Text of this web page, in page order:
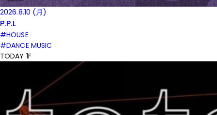
2026.8.10 (月)
P.P.L
#HOUSE
#DANCE MUSIC
TODAY 1F